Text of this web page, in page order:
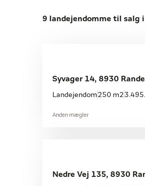
9 landejendomme til salg
Syvager 14, 8930
Landejendom 250 m2
Anden mægler
Nedre Vej 135, 8930